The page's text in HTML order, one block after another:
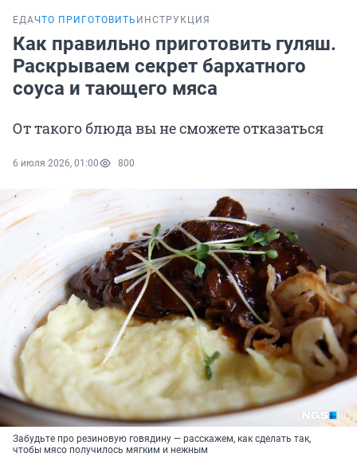
ЕДАЧТО ПРИГОТОВИТЬ ИНСТРУКЦИЯ
Как правильно приготовить гуляш.
Раскрываем секрет бархатного
соуса и тающего мяса
От такого блюда вы не сможете отказаться
6 июля 2026, 01:00 800
Забудьте про резиновую говядину — расскажем, как сделать так,
чтобы мясо получилось мягким и нежным